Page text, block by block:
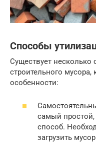
Способы
Существует несколько
строительного
особенности:
самый
способ.
загрузить